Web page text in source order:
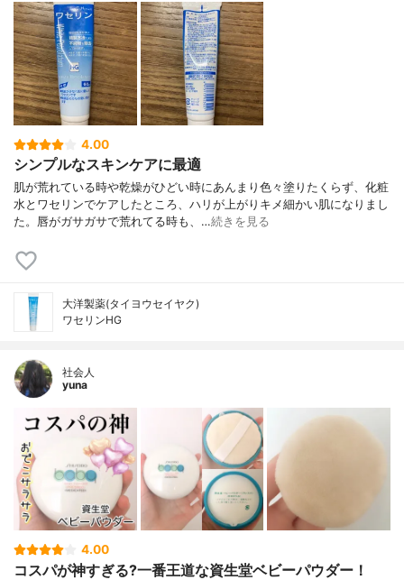
4.00
シンプルなスキンケアに最適
肌が荒れている時や乾燥がひどい時にあんまり色々塗りたくらず、化粧
水とワセリンでケアしたところ、ハリが上がりキメ細かい肌になりまし
た。唇がガサガサで荒れてる時も、…続きを見る
大洋製薬(タイヨウセイヤク)
ワセリンHG
社会人
yuna
4.00
コスパが神すぎる?一番王道な資生堂ベビーパウダー！